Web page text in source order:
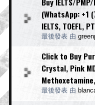
(WhatsApp: +1
IELTS, TOEFL,
最後發表 由
Click to Buy
Crystal, Pink
最後發表 由